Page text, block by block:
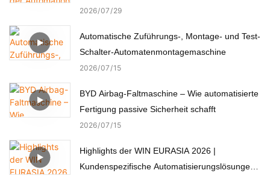
2026 07 29
Automatische Zuführungs-, Montage- und Test-
Schalter-Automatenmontagemaschine
2026 07 15
BYD Airbag-Faltmaschine – Wie automatisierte
Fertigung passive Sicherheit schafft
2026 07 15
Highlights der WIN EURASIA 2026 |
Kundenspezifische Automatisierungslösungen